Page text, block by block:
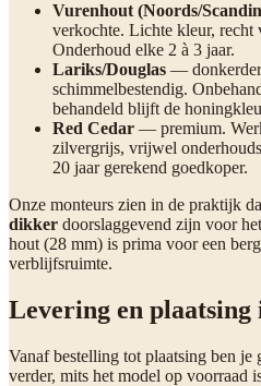
Vurenhout (Noords/
verkochte. Lichte kleur, recht
Onderhoud elke 2 à 3 jaar.
Lariks/Douglas —
schimmelbestendig.
behandeld blijft de
Red Cedar — premium.
zilvergrijs, vrijwel
20 jaar gerekend goedkoper.
Onze monteurs zien in de praktijk
dikker doorslaggevend zijn voor
hout (28 mm) is prima voor een
verblijfsruimte.
Levering en plaatsing
Vanaf bestelling tot plaatsing ben je
verder, mits het model op voorraad